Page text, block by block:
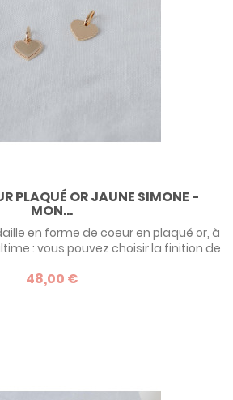
PLAQUÉ OR JAUNE SIMONE -
MON...
en forme de coeur en plaqué or, à
: vous pouvez choisir la finition de
48,00 €